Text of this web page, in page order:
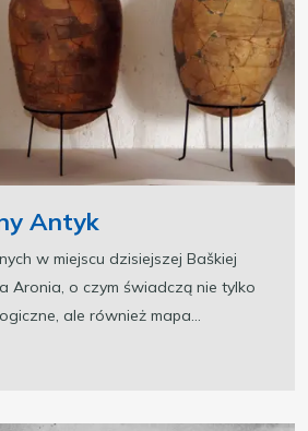
Antyk
w miejscu dzisiejszej Baškiej
Aronia, o czym świadczą nie tylko
ale również mapa...